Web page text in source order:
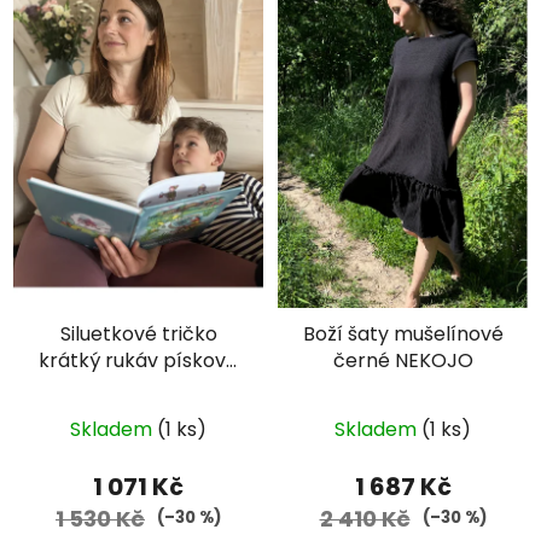
Siluetkové tričko
krátký rukáv pískové
Skladem (1 ks)
1 071 Kč
1 530 Kč (–30 %)
Boží šaty mušelínové
černé NEKOJO
Skladem (1 ks)
1 687 Kč
2 410 Kč (–30 %)
×
Je libo SLEVA 15 %